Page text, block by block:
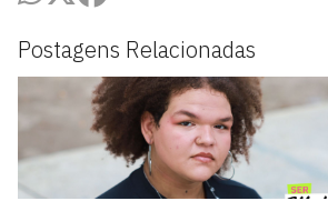
Postagens Relacionadas